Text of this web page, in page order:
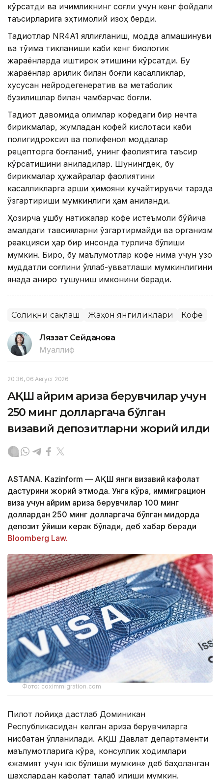
кўрсатди ва ичимликнинг соғлиқ учун кенг фойдали
таъсирларига эҳтимолий изоҳ берди.
Тадқиқотлар NR4A1 яллиғланиш, модда алмашинуви
ва тўқима тикланиши каби кенг биологик
жараёнларда иштирок этишини кўрсатди. Бу
жараёнлар қарилик билан боғлиқ касалликлар,
хусусан нейродегенератив ва метаболик
бузилишлар билан чамбарчас боғлиқ.
Тадқиқот давомида олимлар кофедаги бир нечта
бирикмалар, жумладан кофей кислотаси каби
полигидроксил ва полифенол моддалар
рецепторга боғланиб, унинг фаолиятига таъсир
кўрсатишини аниқладилар. Шунингдек, бу
бирикмалар ҳужайралар фаолиятини
касалликларга қарши ҳимояни кучайтирувчи тарзда
ўзгартириши мумкинлиги ҳам аниқланди.
Ҳозирча ушбу натижалар кофе истеъмоли бўйича
амалдаги тавсияларни ўзгартирмайди ва организм
реакцияси ҳар бир инсонда турлича бўлиши
мумкин. Бироқ, бу маълумотлар кофе нима учун узоқ
муддатли соғлиқни қўллаб-қувватлаши мумкинлигини
янада аниқроқ тушуниш имконини беради.
Соғлиқни сақлаш Жаҳон янгиликлари Кофе
Ляззат Сейданова
Муаллиф
20:36, 06 Август 2026
АҚШ айрим ариза берувчилар учун
250 минг долларгача бўлган
визавий депозитларни жорий қилди
ASTANA. Kazinform — АҚШ янги визавий кафолат
дастурини жорий этмоқда. Унга кўра, иммиграцион
виза учун айрим ариза берувчилар 100 минг
доллардан 250 минг долларгача бўлган миқдорда
депозит қўйиши керак бўлади, деб хабар беради
Bloomberg Law.
Фото: coximmigration.com
Пилот лойиҳа дастлаб Доминикан
Республикасидан келган ариза берувчиларга
нисбатан қўлланилади. АҚШ Давлат департаменти
маълумотларига кўра, консуллик ходимлари
«жамият учун юк бўлиши мумкин» деб баҳоланган
шахслардан кафолат талаб қилиши мумкин.